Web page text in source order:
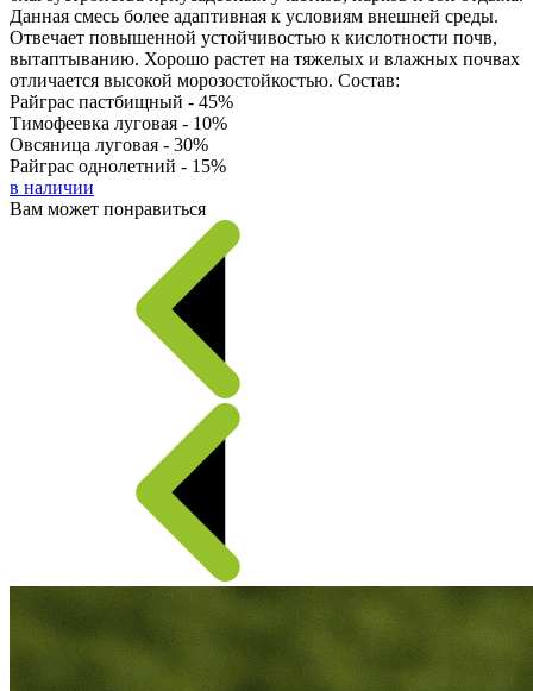
Данная смесь более адаптивная к условиям внешней среды.
Отвечает повышенной устойчивостью к кислотности почв,
вытаптыванию. Хорошо растет на тяжелых и влажных почвах
отличается высокой морозостойкостью. Состав:
Райграс пастбищный - 45%
Тимофеевка луговая - 10%
Овсяница луговая - 30%
Райграс однолетний - 15%
в наличии
Вам может понравиться